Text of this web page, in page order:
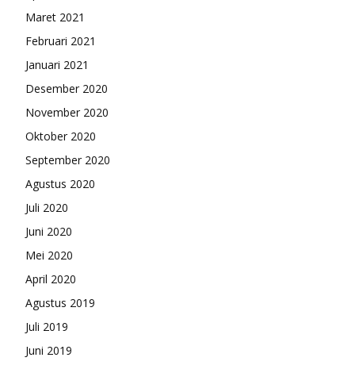
Maret 2021
Februari 2021
Januari 2021
Desember 2020
November 2020
Oktober 2020
September 2020
Agustus 2020
Juli 2020
Juni 2020
Mei 2020
April 2020
Agustus 2019
Juli 2019
Juni 2019